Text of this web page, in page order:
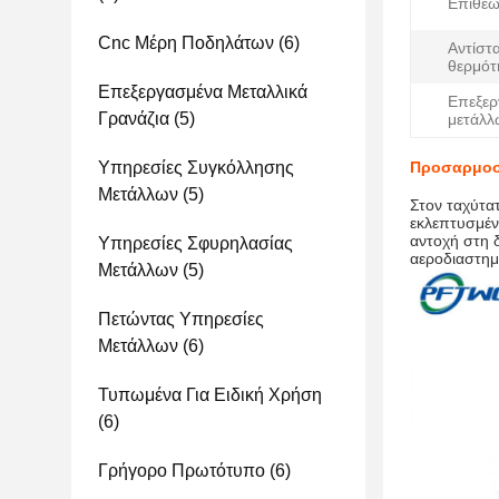
Cnc Μέρη Ποδηλάτων (6)
Επεξεργασμένα Μεταλλικά
Γρανάζια (5)
Υπηρεσίες Συγκόλλησης
Μετάλλων (5)
Υπηρεσίες Σφυρηλασίας
Μετάλλων (5)
Πετώντας Υπηρεσίες
Μετάλλων (6)
Τυπωμένα Για Ειδική Χρήση
(6)
Γρήγορο Πρωτότυπο (6)
Στον
αντοχή στη